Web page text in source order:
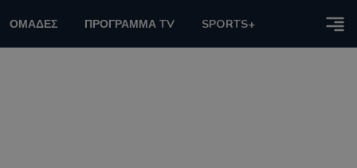
ΟΜΑΔΕΣ ΠΡΟΓΡΑΜΜΑ TV SPORTS+